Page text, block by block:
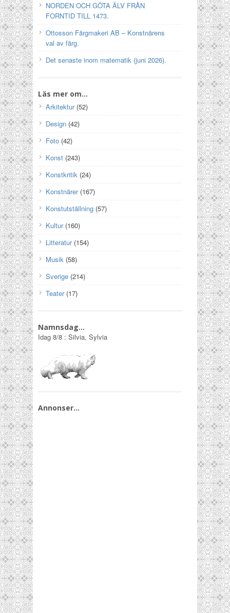
NORDEN OCH GÖTA ÄLV FRÅN
FORNTID TILL 1473.
Ottosson Färgmakeri AB – Konstnärens
val av färg.
Det senaste inom matematik (juni 2026).
Läs mer om…
Arkitektur(52)
Design (42)
Foto (42)
Konst (243)
Konstkritik (24)
Konstnärer(167)
Konstutställning (57)
Kultur(160)
Litteratur(154)
Musik (58)
Sverige (214)
Teater(17)
Namnsdag…
Idag 8/8 : Silvia, Sylvia
Annonser…